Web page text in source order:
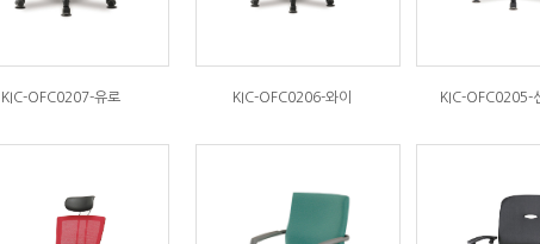
KIC-OFC0207-유로 KIC-OFC0206-와이 KIC-OFC0205-